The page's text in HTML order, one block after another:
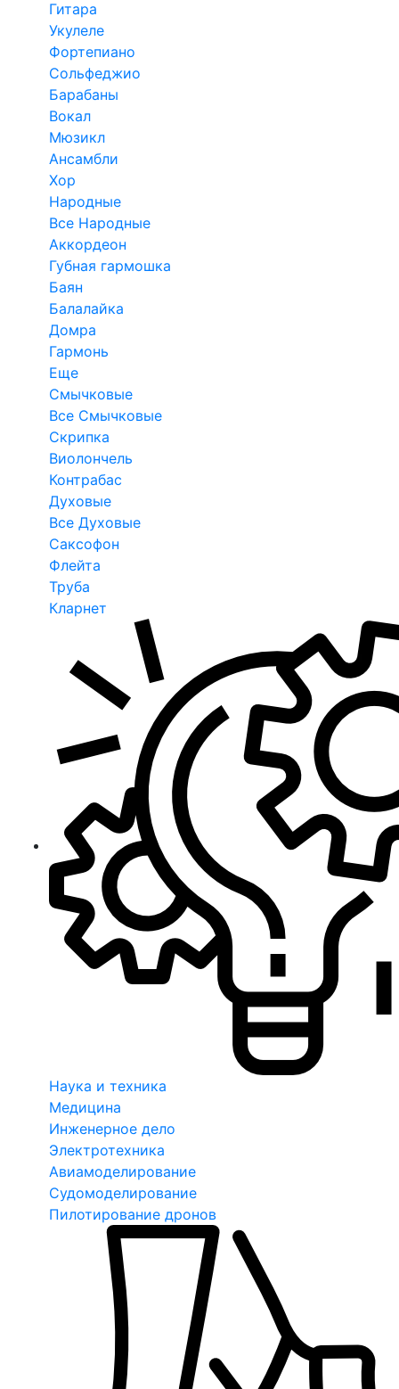
Гитара
Укулеле
Фортепиано
Сольфеджио
Барабаны
Вокал
Мюзикл
Ансамбли
Хор
Народные
Все Народные
Аккордеон
Губная гармошка
Баян
Балалайка
Домра
Гармонь
Еще
Смычковые
Все Смычковые
Скрипка
Виолончель
Контрабас
Духовые
Все Духовые
Саксофон
Флейта
Труба
Кларнет
Наука и техника
Медицина
Инженерное дело
Электротехника
Авиамоделирование
Судомоделирование
Пилотирование дронов